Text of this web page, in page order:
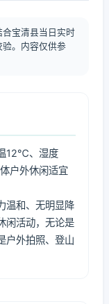
宝清县当日实时
。内容仅供参
12℃、湿度
户外休闲适宜
温和、无明显降
闲活动，无论是
户外拍照、登山